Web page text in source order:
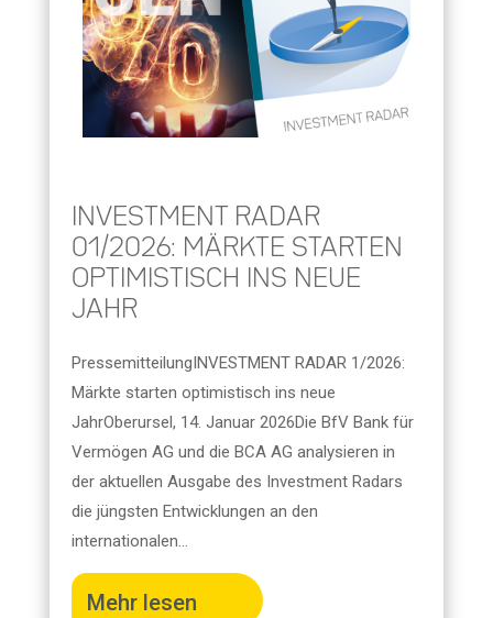
INVESTMENT RADAR
01/2026: MÄRKTE STARTEN
OPTIMISTISCH INS NEUE
JAHR
PressemitteilungINVESTMENT RADAR 1/2026:
Märkte starten optimistisch ins neue
JahrOberursel, 14. Januar 2026Die BfV Bank für
Vermögen AG und die BCA AG analysieren in
der aktuellen Ausgabe des Investment Radars
die jüngsten Entwicklungen an den
internationalen...
Mehr lesen